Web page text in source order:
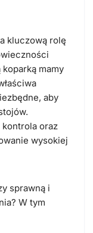
kluczową rolę
mamy
aby
kontrola oraz
wysokiej
sprawną i
? W tym